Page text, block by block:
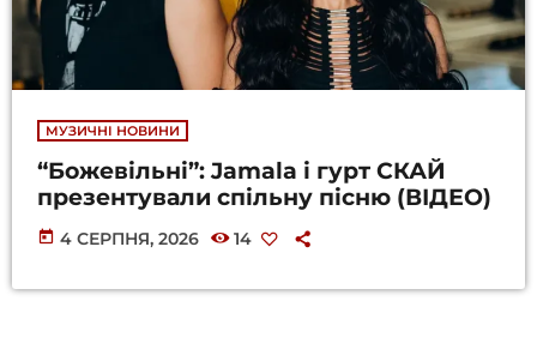
МУЗИЧНІ НОВИНИ
“Божевільні”: Jamala і гурт СКАЙ
презентували спільну пісню (ВІДЕО)
today 4 СЕРПНЯ, 2026 14